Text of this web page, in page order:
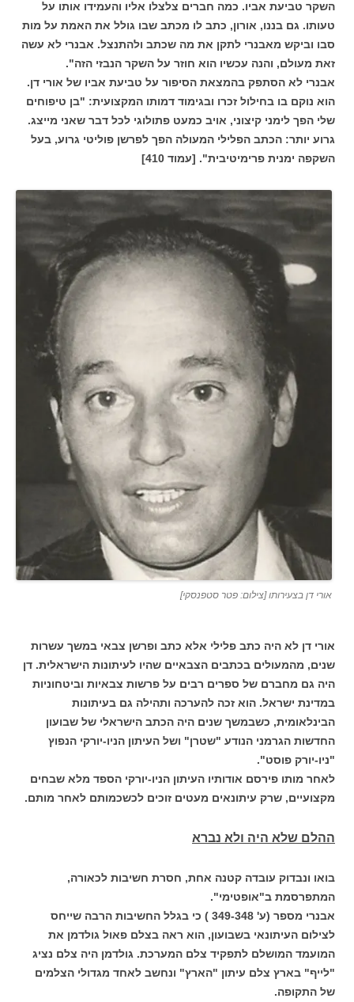
השקר טביעת אביו. כמה חברים צלצלו אליו והעמידו אותו על
טעותו. גם בננו, אורון, כתב לו מכתב שבו גולל את האמת על מות
סבו וביקש מאבנרי לתקן את מה שכתב ולהתנצל. אבנרי לא עשה
זאת מעולם, והנה עכשיו הוא חוזר על השקר הנבזי הזה".
אבנרי לא הסתפק בהמצאת הסיפור על טביעת אביו של אורי דן.
הוא נוקם בו בחילול זכרו ובגימוד דמותו המקצועית: "בן טיפוחים
שלי הפך לימני קיצוני, אויב כמעט פתולוגי לכל דבר שאני מייצג.
גרוע יותר: הכתב הפלילי המעולה הפך לפרשן פוליטי גרוע, בעל
השקפה ימנית פרימיטיבית". [עמוד 410]
אורי דן בצעירותו [צילום: פטר סטפנסקי]
אורי דן לא היה כתב פלילי אלא כתב ופרשן צבאי במשך עשרות
שנים, מהמעולים בכתבים הצבאיים שהיו לעיתונות הישראלית. דן
היה גם מחברם של ספרים רבים על פרשות צבאיות וביטחוניות
במדינת ישראל. הוא זכה להערכה ותהילה גם בעיתונות
הבינלאומית, כשבמשך שנים היה הכתב הישראלי של שבועון
החדשות הגרמני הנודע "שטרן" ושל העיתון הניו-יורקי הנפוץ
"ניו-יורק פוסט".
לאחר מותו פירסם אודותיו העיתון הניו-יורקי הספד מלא שבחים
מקצועיים, שרק עיתונאים מעטים זוכים לכשכמותם לאחר מותם.
ההלם שלא היה ולא נברא
בואו ונבדוק עובדה קטנה אחת, חסרת חשיבות לכאורה,
המתפרסמת ב"אופטימי".
אבנרי מספר (ע' 349-348 ) כי בגלל החשיבות הרבה שייחס
לצילום העיתונאי בשבועון, הוא ראה בצלם פאול גולדמן את
המועמד המושלם לתפקיד צלם המערכת. גולדמן היה צלם נציג
"לייף" בארץ צלם עיתון "הארץ" ונחשב לאחד מגדולי הצלמים
של התקופה.